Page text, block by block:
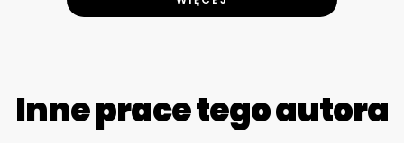
Inne prace tego autora